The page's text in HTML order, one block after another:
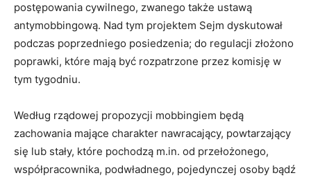
postępowania cywilnego, zwanego także ustawą
antymobbingową. Nad tym projektem Sejm dyskutował
podczas poprzedniego posiedzenia; do regulacji złożono
poprawki, które mają być rozpatrzone przez komisję w
tym tygodniu.
Według rządowej propozycji mobbingiem będą
zachowania mające charakter nawracający, powtarzający
się lub stały, które pochodzą m.in. od przełożonego,
współpracownika, podwładnego, pojedynczej osoby bądź